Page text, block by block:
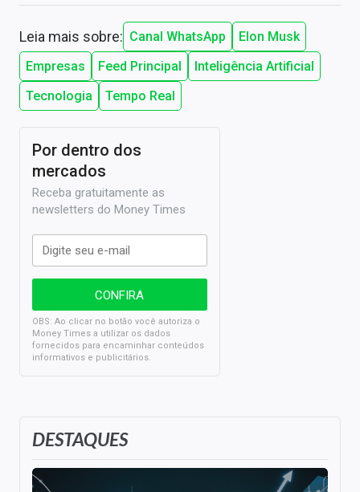
Leia mais sobre: Canal WhatsApp
Elon Musk
Empresas
Feed Principal
Inteligência Artificial
Tecnologia
Tempo Real
DESTAQUES
Por dentro dos
mercados
Receba gratuitamente as
newsletters do Money Times
OBS: Ao clicar no botão você autoriza o
Money Times a utilizar os dados
fornecidos para encaminhar conteúdos
informativos e publicitários.